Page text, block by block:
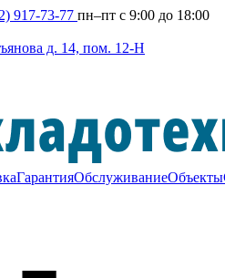
917-73-77 пн–пт с 9:00 до 18:00
д. 14, пом. 12-Н
ГарантияОбслуживаниеОбъекты